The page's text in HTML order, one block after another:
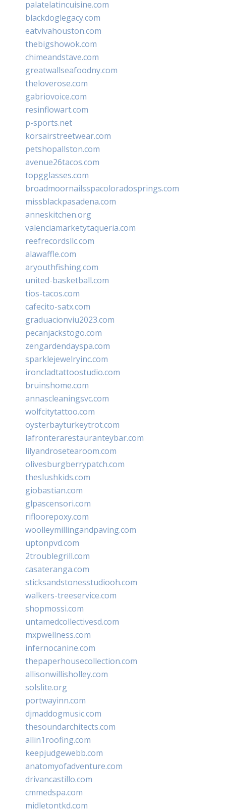
palatelatincuisine.com
blackdoglegacy.com
eatvivahouston.com
thebigshowok.com
chimeandstave.com
greatwallseafoodny.com
theloverose.com
gabriovoice.com
resinflowart.com
p-sports.net
korsairstreetwear.com
petshopallston.com
avenue26tacos.com
topgglasses.com
broadmoornailsspacoloradosprings.com
missblackpasadena.com
anneskitchen.org
valenciamarketytaqueria.com
reefrecordsllc.com
alawaffle.com
aryouthfishing.com
united-basketball.com
tios-tacos.com
cafecito-satx.com
graduacionviu2023.com
pecanjackstogo.com
zengardendayspa.com
sparklejewelryinc.com
ironcladtattoostudio.com
bruinshome.com
annascleaningsvc.com
wolfcitytattoo.com
oysterbayturkeytrot.com
lafronterarestauranteybar.com
lilyandrosetearoom.com
olivesburgberrypatch.com
theslushkids.com
giobastian.com
glpascensori.com
rifloorepoxy.com
woolleymillingandpaving.com
uptonpvd.com
2troublegrill.com
casateranga.com
sticksandstonesstudiooh.com
walkers-treeservice.com
shopmossi.com
untamedcollectivesd.com
mxpwellness.com
infernocanine.com
thepaperhousecollection.com
allisonwillisholley.com
solslite.org
portwayinn.com
djmaddogmusic.com
thesoundarchitects.com
allin1roofing.com
keepjudgewebb.com
anatomyofadventure.com
drivancastillo.com
cmmedspa.com
midletontkd.com